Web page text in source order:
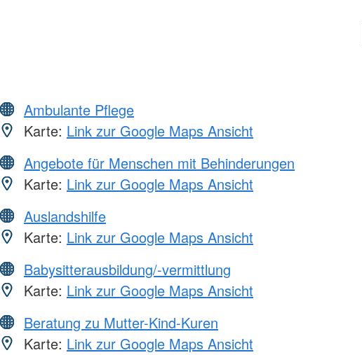
Ambulante Pflege
Karte: Link zur Google Maps Ansicht
Angebote für Menschen mit Behinderungen
Karte: Link zur Google Maps Ansicht
Auslandshilfe
Karte: Link zur Google Maps Ansicht
Babysitterausbildung/-vermittlung
Karte: Link zur Google Maps Ansicht
Beratung zu Mutter-Kind-Kuren
Karte: Link zur Google Maps Ansicht